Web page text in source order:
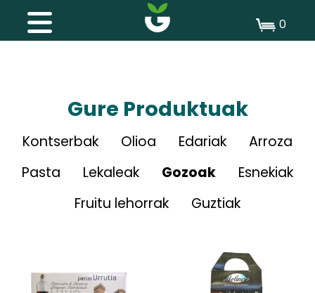
0
Gure Produktuak
Kontserbak Olioa Edariak
Arroza
Pasta
Lekaleak Gozoak
Esnekiak
Fruitu lehorrak
Guztiak